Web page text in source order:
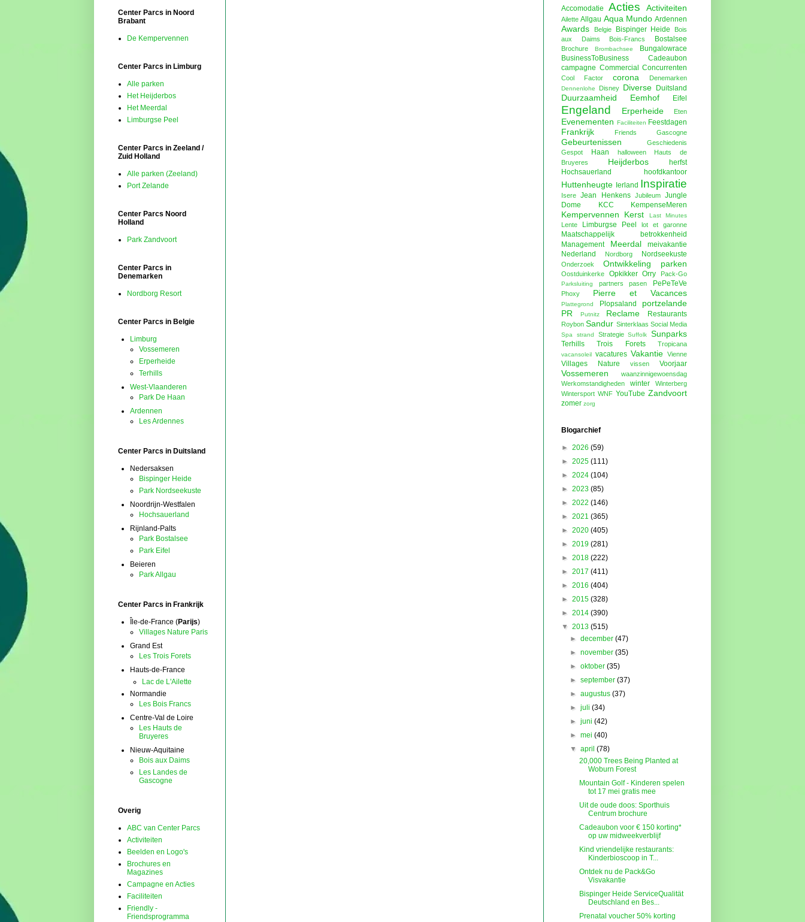
Center Parcs in Noord
Brabant
De Kempervennen
Center Parcs in Limburg
Alle parken
Het Heijderbos
Het Meerdal
Limburgse Peel
Center Parcs in Zeeland /
Zuid Holland
Alle parken (Zeeland)
Port Zelande
Center Parcs Noord
Holland
Park Zandvoort
Center Parcs in
Denemarken
Nordborg Resort
Center Parcs in Belgie
Limburg
Vossemeren
Erperheide
Terhills
West-Vlaanderen
Park De Haan
Ardennen
Les Ardennes
Center Parcs in Duitsland
Nedersaksen
Bispinger Heide
Park Nordseekuste
Noordrijn-Westfalen
Hochsauerland
Rijnland-Palts
Park Bostalsee
Park Eifel
Beieren
Park Allgau
Center Parcs in Frankrijk
Île-de-France (Parijs)
Villages Nature Paris
Grand Est
Les Trois Forets
Hauts-de-France
Lac de L'Ailette
Normandie
Les Bois Francs
Centre-Val de Loire
Les Hauts de
Bruyeres
Nieuw-Aquitaine
Bois aux Daims
Les Landes de
Gascogne
Overig
ABC van Center Parcs
Activiteiten
Beelden en Logo's
Brochures en
Magazines
Campagne en Acties
Faciliteiten
Friendly -
Friendsprogramma
Accomodatie Acties Activiteiten
Ailette Allgau Aqua Mundo Ardennen
Awards Belgie Bispinger Heide
Bois
aux Daims
Bois-Francs Bostalsee
Brochure Brombachsee
Bungalowrace
BusinessToBusiness
Cadeaubon
campagne Commercial Concurrenten
Cool Factor corona Denemarken
Dennenlohe Disney Diverse Duitsland
Duurzaamheid Eemhof Eifel
Engeland Erperheide Eten
Evenementen Faciliteiten Feestdagen
Frankrijk Friends Gascogne
Gebeurtenissen
Geschiedenis
Gespot
Haan halloween
Hauts de
Bruyeres
Heijderbos
herfst
Hochsauerland
hoofdkantoor
Huttenheugte Ierland Inspiratie
Isere Jean Henkens Jubileum
Jungle
Dome
KCC KempenseMeren
Kempervennen Kerst Last Minutes
Lente Limburgse Peel lot et garonne
Maatschappelijk betrokkenheid
Management
Meerdal
meivakantie
Nederland
Nordborg Nordseekuste
Onderzoek Ontwikkeling parken
Oostduinkerke Opkikker Orry Pack-Go
Parksluiting partners pasen PePeTeVe
Phoxy Pierre et Vacances
Plattegrond Plopsaland
portzelande
PR
Putnitz Reclame Restaurants
Roybon Sandur Sinterklaas Social Media
Spa strand Strategie Suffolk Sunparks
Terhills Trois Forets Tropicana
vacansoleil vacatures Vakantie Vienne
Villages Nature vissen Voorjaar
Vossemeren
waanzinnigewoensdag
Werkomstandigheden
winter
Winterberg
Wintersport WNF YouTube Zandvoort
zomer zorg
Blogarchief
► 2026 (59)
► 2025 (111)
► 2024 (104)
► 2023 (85)
► 2022 (146)
► 2021 (365)
► 2020 (405)
► 2019 (281)
► 2018 (222)
► 2017 (411)
► 2016 (404)
► 2015 (328)
► 2014 (390)
▼ 2013 (515)
►december(47)
►november(35)
►oktober(35)
►september(37)
►augustus(37)
►juli(34)
►juni(42)
►mei(40)
▼april(78)
20,000 Trees Being Planted at
Woburn Forest
Mountain Golf - Kinderen spelen
tot 17 mei gratis mee
Uit de oude doos: Sporthuis
Centrum brochure
Cadeaubon voor € 150 korting*
op uw midweekverblijf
Kind vriendelijke restaurants:
Kinderbioscoop in T...
Ontdek nu de Pack&Go
Visvakantie
Bispinger Heide ServiceQualität
Deutschland en Bes...
Prenatal voucher 50% korting